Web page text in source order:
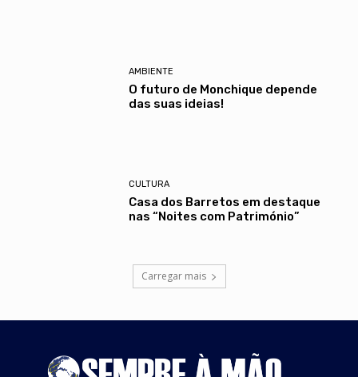
AMBIENTE
O futuro de Monchique depende
das suas ideias!
CULTURA
Casa dos Barretos em destaque
nas “Noites com Património”
Carregar mais